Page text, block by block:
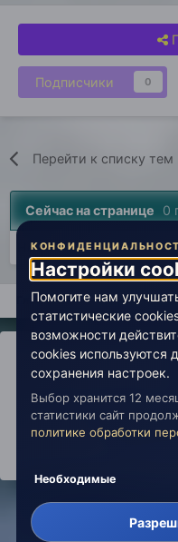
Подписчики 0
Перейти к списку тем
Сейчас на странице 0
Нет пользователей,
Главная Вселенная
IPS ThemebyIPSFocus
Обратная
copyright ©
Настройки
Помогите нам
статистические
возможности
cookies используются
сохранения настроек.
Выбор хранится 12
статистики сайт
политике обработки
Необходимые